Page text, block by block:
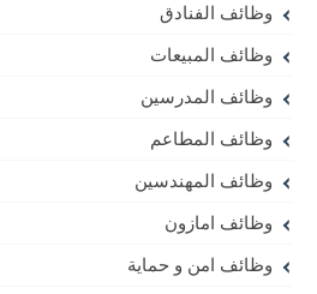
وظائف الفنادق
وظائف المبيعات
وظائف المدرسين
وظائف المطاعم
وظائف المهندسين
وظائف امازون
وظائف امن و حماية